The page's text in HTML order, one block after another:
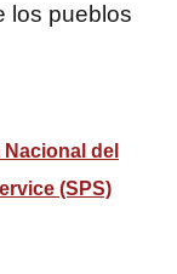
los pueblos
Nacional del
(SPS)